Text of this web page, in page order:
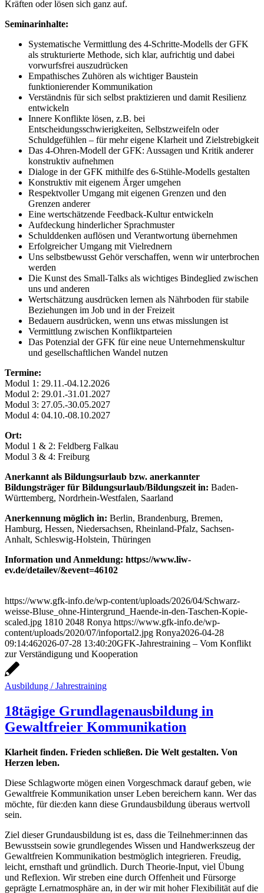
Kräften oder lösen sich ganz auf.
Seminarinhalte:
Systematische Vermittlung des 4-Schritte-Modells der GFK
als strukturierte Methode, sich klar, aufrichtig und dabei
vorwurfsfrei auszudrücken
Empathisches Zuhören als wichtiger Baustein
funktionierender Kommunikation
Verständnis für sich selbst praktizieren und damit Resilienz
entwickeln
Innere Konflikte lösen, z.B. bei
Entscheidungsschwierigkeiten, Selbstzweifeln oder
Schuldgefühlen – für mehr eigene Klarheit und Zielstrebigkeit
Das 4-Ohren-Modell der GFK: Aussagen und Kritik anderer
konstruktiv aufnehmen
Dialoge in der GFK mithilfe des 6-Stühle-Modells gestalten
Konstruktiv mit eigenem Ärger umgehen
Respektvoller Umgang mit eigenen Grenzen und den
Grenzen anderer
Eine wertschätzende Feedback-Kultur entwickeln
Aufdeckung hinderlicher Sprachmuster
Schulddenken auflösen und Verantwortung übernehmen
Erfolgreicher Umgang mit Vielrednern
Uns selbstbewusst Gehör verschaffen, wenn wir unterbrochen
werden
Die Kunst des Small-Talks als wichtiges Bindeglied zwischen
uns und anderen
Wertschätzung ausdrücken lernen als Nährboden für stabile
Beziehungen im Job und in der Freizeit
Bedauern ausdrücken, wenn uns etwas misslungen ist
Vermittlung zwischen Konfliktparteien
Das Potenzial der GFK für eine neue Unternehmenskultur
und gesellschaftlichen Wandel nutzen
Termine:
Modul 1: 29.11.-04.12.2026
Modul 2: 29.01.-31.01.2027
Modul 3: 27.05.-30.05.2027
Modul 4: 04.10.-08.10.2027
Ort:
Modul 1 & 2: Feldberg Falkau
Modul 3 & 4: Freiburg
Anerkannt als Bildungsurlaub bzw. anerkannter
Bildungsträger für Bildungsurlaub/Bildungszeit in: Baden-
Württemberg, Nordrhein-Westfalen, Saarland
Anerkennung möglich in: Berlin, Brandenburg, Bremen,
Hamburg, Hessen, Niedersachsen, Rheinland-Pfalz, Sachsen-
Anhalt, Schleswig-Holstein, Thüringen
Information und Anmeldung: https://www.liw-
ev.de/detailev/&event=46102
https://www.gfk-info.de/wp-content/uploads/2026/04/Schwarz-
weisse-Bluse_ohne-Hintergrund_Haende-in-den-Taschen-Kopie-
scaled.jpg 1810 2048 Ronya https://www.gfk-info.de/wp-
content/uploads/2020/07/infoportal2.jpg Ronya2026-04-28
09:14:462026-07-28 13:40:20GFK-Jahrestraining – Vom Konflikt
zur Verständigung und Kooperation
Ausbildung / Jahrestraining
18tägige Grundlagenausbildung in
Gewaltfreier Kommunikation
Klarheit finden. Frieden schließen. Die Welt gestalten. Von
Herzen leben.
Diese Schlagworte mögen einen Vorgeschmack darauf geben, wie
Gewaltfreie Kommunikation unser Leben bereichern kann. Wer das
möchte, für die:den kann diese Grundausbildung überaus wertvoll
sein.
Ziel dieser Grundausbildung ist es, dass die Teilnehmer:innen das
Bewusstsein sowie grundlegendes Wissen und Handwerkszeug der
Gewaltfreien Kommunikation bestmöglich integrieren. Freudig,
leicht, ernsthaft und gründlich. Durch Theorie-Input, viel Übung
und Reflexion. Wir streben eine durch Offenheit und Fürsorge
geprägte Lernatmosphäre an, in der wir mit hoher Flexibilität auf die